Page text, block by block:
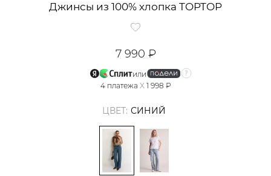
Джинсы из 100% хлопка TOPTOP
7 990 ₽
или
4 платежа X 1 998 ₽
ЦВЕТ: СИНИЙ